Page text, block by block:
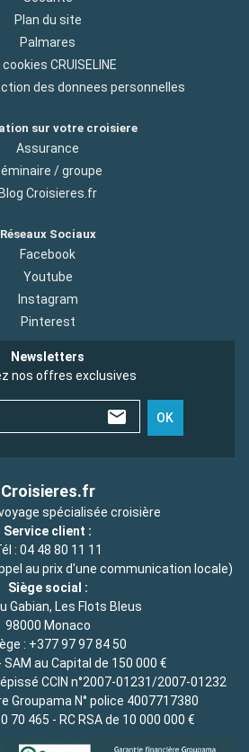
Plan du site
Palmares
cookies CRUISELINE
des donnees personnelles
sur votre croisiere
Assurance
/ groupe
Blog Croisieres.fr
Réseaux Sociaux
Facebook
Youtube
Instagram
Pinterest
Newsletters
nos offres exclusives
OK
Croisieres.fr
spécialisée croisière
Service client :
: 04 48 80 11 11
au prix d'une communication locale)
Siège social :
Gabian, Les Flots Bleus
98000 Monaco
: +377 97 97 84 50
SAM au Capital de 150 000 €
CCIN n°2007-01231/2007-01232
Groupama N° police 4007717380
70 465 - RC RSA de 10 000 000 €